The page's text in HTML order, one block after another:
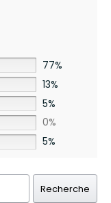
77%
13%
5%
0%
5%
Recherche